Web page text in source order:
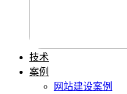
技术
案例
网站建设案例